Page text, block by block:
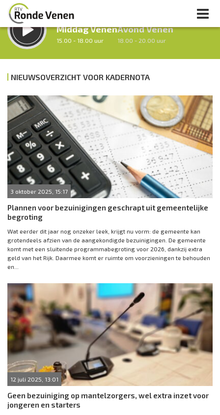
LUISTER LIVE:
Middag Venen
15.00 - 18.00 uur
Avond Venen
18.00 - 20.00 uur
Vorig uur Volgend uur
Inklappen
NIEUWSOVERZICHT VOOR KADERNOTA
3 oktober 2025, 15:17
Plannen voor bezuinigingen geschrapt uit gemeentelijke
begroting
Wat eerder dit jaar nog onzeker leek, krijgt nu vorm: de gemeente kan
grotendeels afzien van de aangekondigde bezuinigingen. De gemeente
komt met een sluitende programmabegroting voor 2026, dankzij extra
geld van het Rijk. Daarmee komt er ruimte om voorzieningen te behouden
en...
12 juli 2025, 13:01
Geen bezuiniging op mantelzorgers, wel extra inzet voor
jongeren en starters